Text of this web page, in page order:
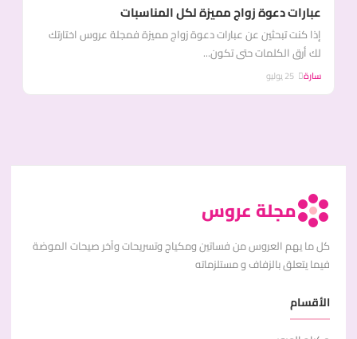
عبارات دعوة زواج مميزة لكل المناسبات
إذا كنت تبحثين عن عبارات دعوة زواج مميزة فمجلة عروس اختارتك
لك أرق الكلمات حتى تكون...
سارة
مجلة عروس
كل ما يهم العروس من فساتين ومكياج وتسريحات وآخر صيحات الموضة
فيما يتعلق بالزفاف و مستلزماته
الأقسام